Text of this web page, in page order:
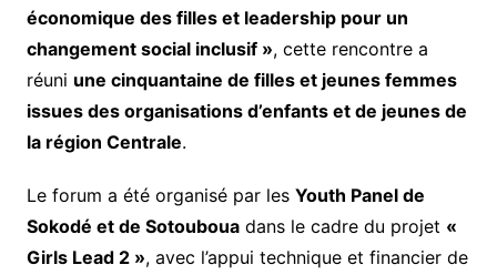
économique des filles et leadership pour un
changement social inclusif », cette rencontre a
réuni une cinquantaine de filles et jeunes femmes
issues des organisations d’enfants et de jeunes de
la région Centrale.
Le forum a été organisé par les Youth Panel de
Sokodé et de Sotoubouadans le cadre du projet «
Girls Lead 2 », avec l’appui technique et financier de